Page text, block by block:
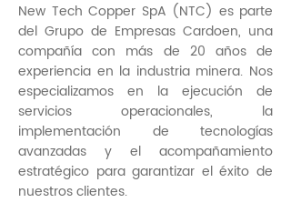
New Tech Copper SpA (NTC) es parte
del Grupo de Empresas Cardoen, una
compañía con más de 20 años de
experiencia en la industria minera. Nos
especializamos en la ejecución de
servicios operacionales, la
implementación de tecnologías
avanzadas y el acompañamiento
estratégico para garantizar el éxito de
nuestros clientes.